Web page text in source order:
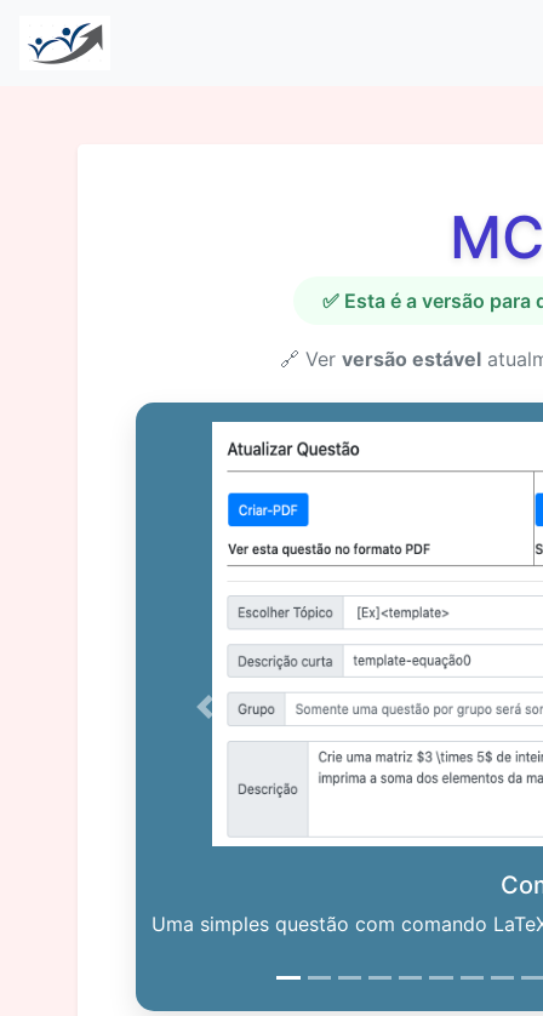
✅ Esta é a versão
🔗 Ver versão estável
Uma simples questão com comando
Previous